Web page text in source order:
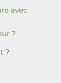
avec
?
?